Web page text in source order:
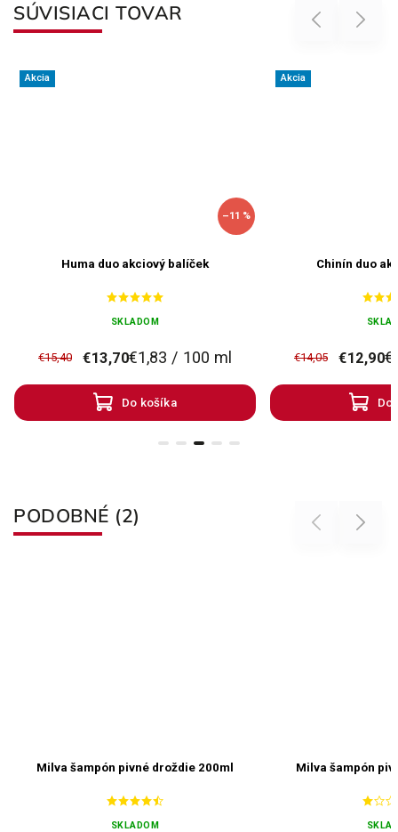
SÚVISIACI TOVAR Previous
Akcia
–11 %
Huma duo akciový balíček
SKLADOM
€15,40 €13,70€1,83 / 100 ml
Do košíka
Akcia
Chinín duo
€14,05 €12,90
Do
Next
PODOBNÉ (2) Previous
Milva šampón pivné droždie 200ml
SKLADOM
Milva šampón
Next